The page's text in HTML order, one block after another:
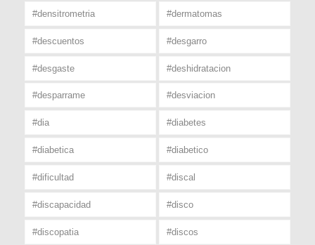
#densitrometria #dermatomas
#descuentos #desgarro
#desgaste #deshidratacion
#desparrame #desviacion
#dia #diabetes
#diabetica #diabetico
#dificultad #discal
#discapacidad #disco
#discopatia #discos